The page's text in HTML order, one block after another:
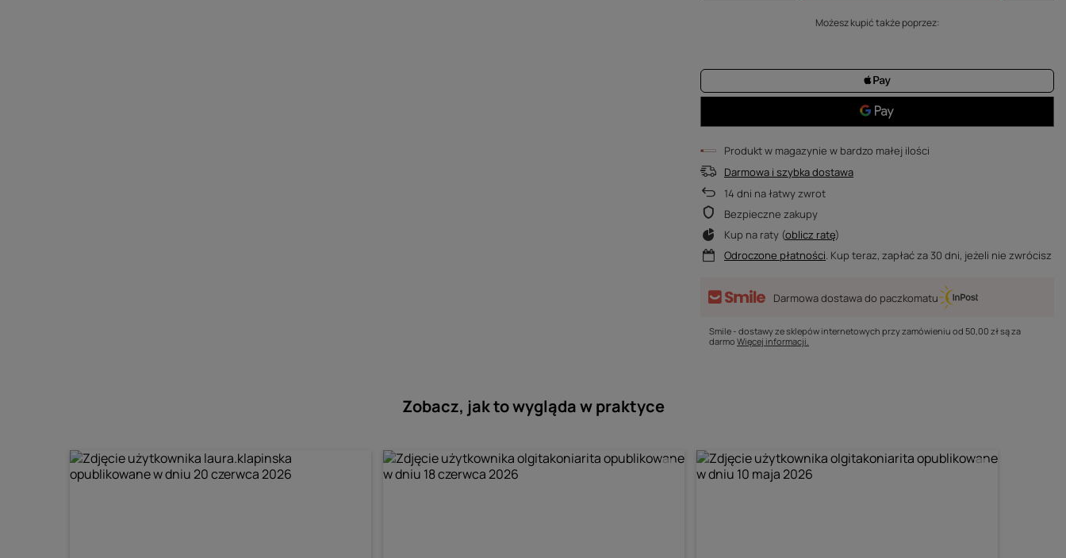
Możesz kupić także poprzez:
Produkt w magazynie w bardzo małej ilości
Darmowa i szybka dostawa
14 dni na łatwy zwrot
Bezpieczne zakupy
Kup na raty (oblicz ratę)
Odroczone płatności. Kup teraz, zapłać za 30 dni, jeżeli nie zwrócisz
Darmowa dostawa do paczkomatu
Smile - dostawy ze sklepów internetowych przy zamówieniu od 50,00 złsą za
darmo Więcej informacji.
Zobacz, jak to wygląda w praktyce